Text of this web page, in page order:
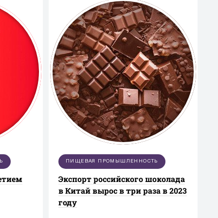
ПИЩЕВАЯ ПРОМЫШЛЕННОСТЬ
Экспорт российского шоколада
в Китай вырос в три раза в 2023
году